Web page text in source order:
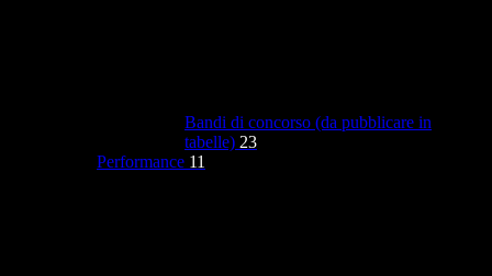
Bandi di concorso (da pubblicare in
tabelle) 23
Performance 11